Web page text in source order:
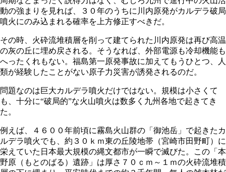
動の強まりを見れば、３０年のうちに川内原発がカルデラ破局
噴火にのみ込まれる確率を上方修正すべきだ。
その時、火砕流堆積層を削って建てられた川内原発は再び高温
の灰の丘に埋め戻される。そうなれば、外部電源も冷却機能も
へったくれもない。福島第一原発事故に加えてもうひとつ、人
類が経験したことがない原子力災害が誘発されるのだ。
問題なのは巨大カルデラ噴火だけではない。規模は小さくて
も、十分に“破局的”な火山噴火は数多く九州各地で起きてき
た。
例えば、４６００年前頃に霧島火山群の「御池岳」で起きたカ
ルデラ噴火でも、約３０ｋｍ東の丘陵地帯（宮崎市田野町）に
栄えていた日本最大規模の縄文都市が一瞬で滅びた。この「本
野原（もとのばる）遺跡」は厚さ７０ｃｍ～１ｍの火砕流堆積